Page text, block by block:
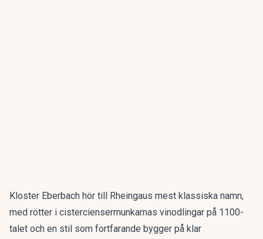
Kloster Eberbach hör till Rheingaus mest klassiska namn,
med rötter i cisterciensermunkarnas vinodlingar på 1100-
talet och en stil som fortfarande bygger på klar